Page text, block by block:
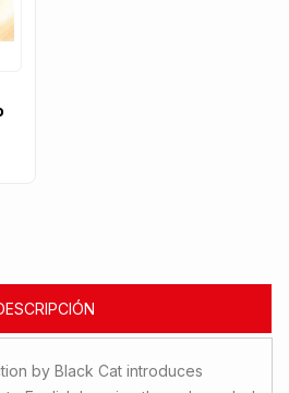
by Black Cat introduces